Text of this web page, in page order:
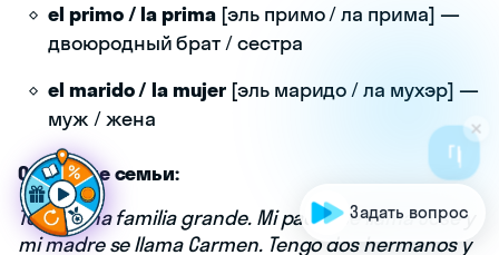
el primo / la prima [эль примо / ла прима] —
двоюродный брат / сестра
el marido / la mujer [эль маридо / ла мухэр] —
муж / жена
Описание семьи:
Tengo una familia grande. Mi padre se llama José y
mi madre se llama Carmen. Tengo dos hermanos y
спа
Задать вопрос